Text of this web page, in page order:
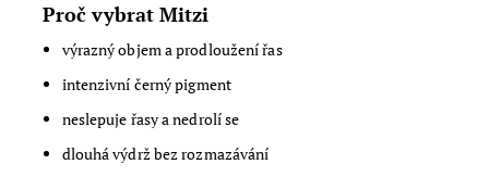
Proč vybrat Mitzi
výrazný objem a prodloužení řas
intenzivní černý pigment
neslepuje řasy a nedrolí se
dlouhá výdrž bez rozmazávání